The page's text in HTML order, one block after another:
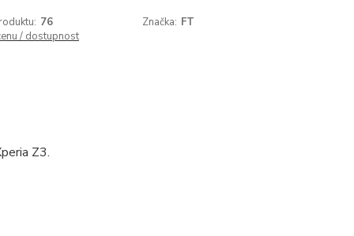
76 Značka: FT
/ dostupnost
Z3.